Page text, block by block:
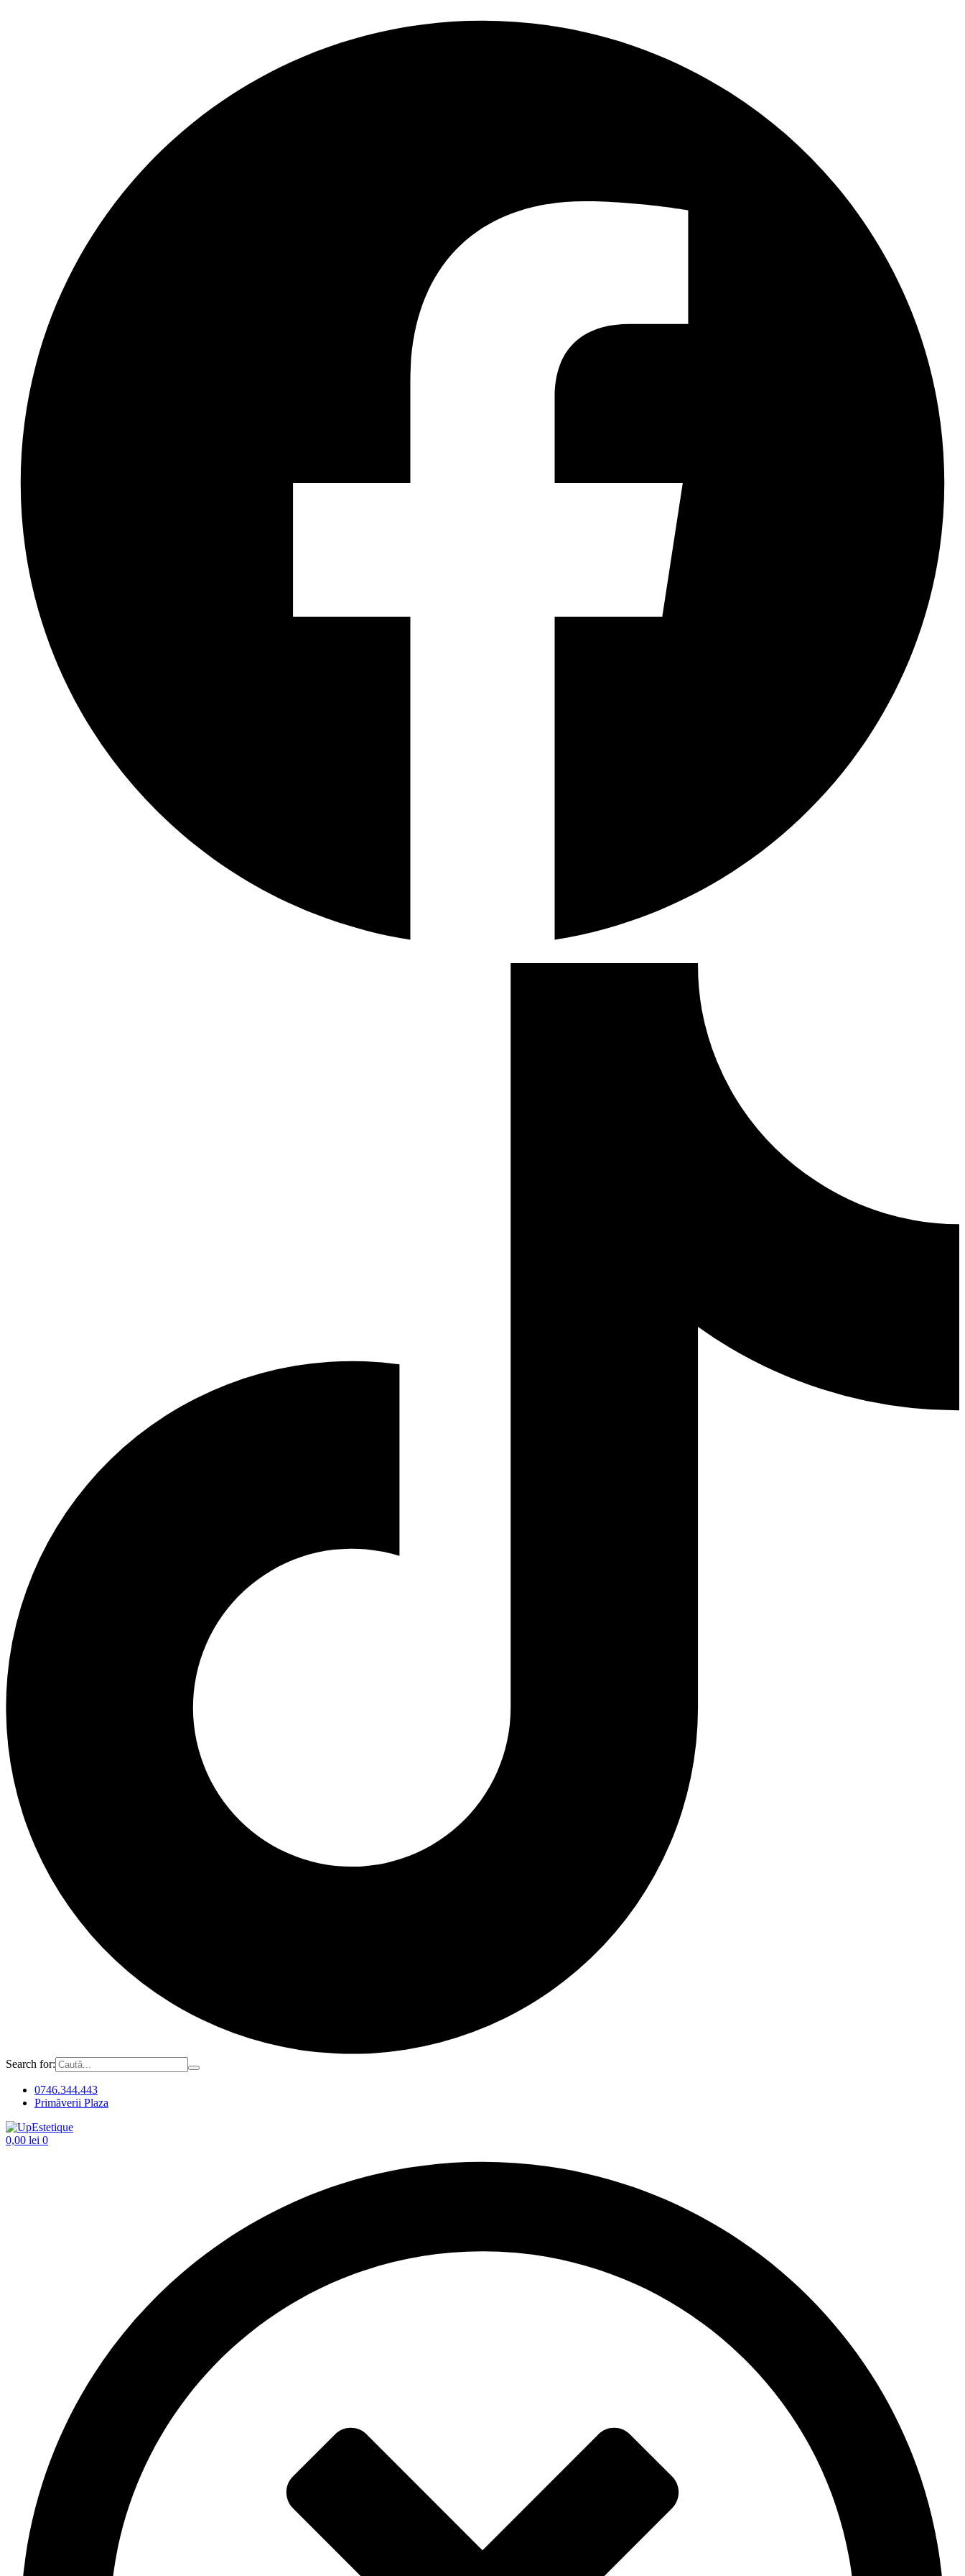
Search for:
0746.344.443
Primăverii Plaza
0,00 lei 0